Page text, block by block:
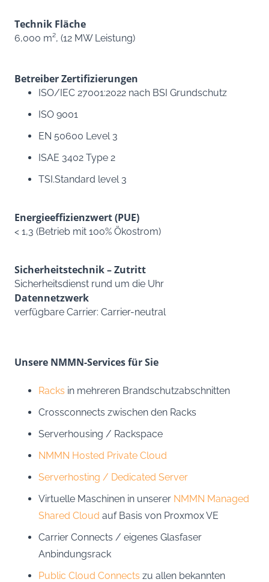
Technik Fläche
6,000 m², (12 MW Leistung)
Betreiber Zertifizierungen
ISO/IEC 27001:2022 nach BSI Grundschutz
ISO 9001
EN 50600 Level 3
ISAE 3402 Type 2
TSI.Standard level 3
Energieeffizienzwert (PUE)
< 1,3 (Betrieb mit 100% Ökostrom)
Sicherheitstechnik – Zutritt
Sicherheitsdienst rund um die Uhr
Datennetzwerk
verfügbare Carrier: Carrier-neutral
Unsere NMMN-Services für Sie
Racks in mehreren Brandschutzabschnitten
Crossconnects zwischen den Racks
Serverhousing / Rackspace
NMMN Hosted Private Cloud
Serverhosting / Dedicated Server
Virtuelle Maschinen in unserer NMMN Managed
Shared Cloud auf Basis von Proxmox VE
Carrier Connects / eigenes Glasfaser
Anbindungsrack
Public Cloud Connects zu allen bekannten